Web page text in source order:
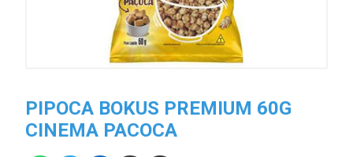
PIPOCA BOKUS PREMIUM 60G
CINEMA PACOCA